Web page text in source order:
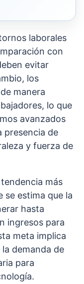
laborales
con
evitar
los
manera
lo que
avanzados
presencia de
y fuerza de
más
se estima que la
hasta
ingresos para
meta implica
demanda de
para